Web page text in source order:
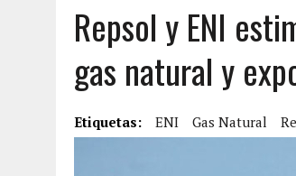
5 AGOSTO, 2026
HORROR EN BARINAS:
3 AGOSTO, 2026
|
LA INCREÍBLE FORMA EN
EDIFICIO PETUNIA
7 AGOSTO, 2026 | HOMBRE ASESINÓ A SU
YARACUY: ASESINARON
Repsol y ENI
gas natural y
Etiquetas: ENI Gas Natural